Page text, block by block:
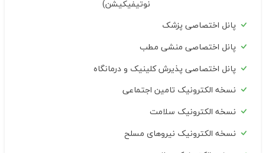
نوتیفیکیشن)
پانل اختصاصی پزشک
پانل اختصاصی منشی مطب
پانل اختصاصی پذیرش کلینیک و درمانگاه
نسخه الکترونیک تامین اجتماعی
نسخه الکترونیک سلامت
نسخه الکترونیک نیروهای مسلح